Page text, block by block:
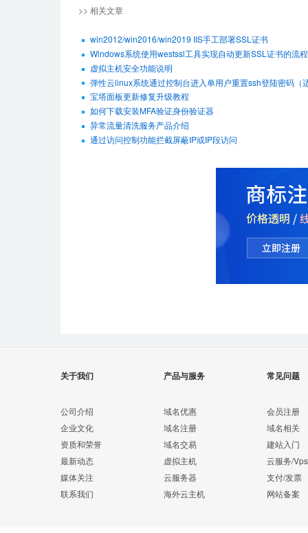
>> 相关文章
win2012/win2016/win2019 IIS手工部署SSL证书
Windows系统使用westssl工具实现自动更新SSL证书的流程
虚拟主机安全功能说明
弹性云linux系统通过控制台进入单用户重置ssh登陆密码（
宝塔面板更新修复升级教程
如何下载安装MFA验证身份验证器
异常流量清洗服务产品介绍
通过访问控制功能拦截屏蔽IP或IP段访问
关于我们
公司介绍
企业文化
资质和荣誉
最新动态
媒体关注
联系我们
产品与服务
域名优惠
域名注册
域名交易
虚拟主机
云服务器
海外云主机
常见问题
会员注册
域名相关
建站入门
云服务/Vps
支付/发票
网站备案